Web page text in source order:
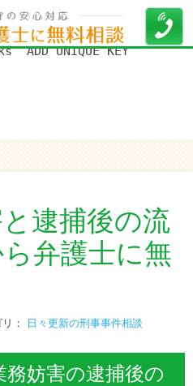
:[Duplicate entry '' for key
ADD UNIQUE KEY
逮捕後の流
弁護士に無
： 日々更新の刑事事件相談
妨害の逮捕後の